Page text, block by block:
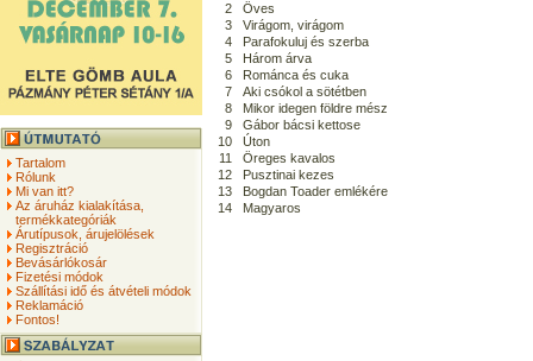
Tartalom
Rólunk
Mi van itt?
Az áruház kialakítása,
termékkategóriák
Árutípusok, árujelölések
Regisztráció
Bevásárlókosár
Fizetési módok
Szállítási idő és átvételi módok
Reklamáció
Fontos!
2
Öves
3
Virágom, virágom
4
Parafokuluj és szerba
5
Három árva
6
Románca és cuka
7
Aki csókol a sötétben
8
Mikor idegen földre mész
9
Gábor bácsi kettose
10
Úton
11
Öreges kavalos
12
Pusztinai kezes
13
Bogdan Toader emlékére
14
Magyaros